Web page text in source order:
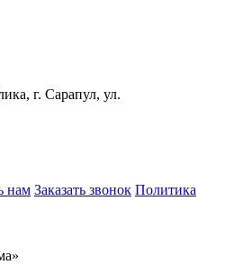
г. Сарапул, ул.
нам Заказать звонок Политика